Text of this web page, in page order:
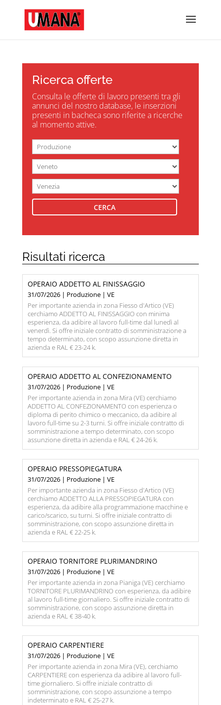
Ricerca offerte
Consulta le offerte di lavoro presenti tra gli
annunci del nostro database, le inserzioni
presenti in bacheca sono riferite a ricerche
al momento attive.
Risultati ricerca
OPERAIO ADDETTO AL FINISSAGGIO
31/07/2026 | Produzione | VE
Per importante azienda in zona Fiesso d'Artico (VE)
cerchiamo ADDETTO AL FINISSAGGIO con minima
esperienza, da adibire al lavoro full-time dal lunedì al
venerdì. Si offre iniziale contratto di somministrazione a
tempo determinato, con scopo assunzione diretta in
azienda e RAL € 23-24 k.
OPERAIO ADDETTO AL CONFEZIONAMENTO
31/07/2026 | Produzione | VE
Per importante azienda in zona Mira (VE) cerchiamo
ADDETTO AL CONFEZIONAMENTO con esperienza o
diploma di perito chimico o meccanico, da adibire al
lavoro full-time su 2-3 turni. Si offre iniziale contratto di
somministrazione a tempo determinato, con scopo
assunzione diretta in azienda e RAL € 24-26 k.
OPERAIO PRESSOPIEGATURA
31/07/2026 | Produzione | VE
Per importante azienda in zona Fiesso d'Artico (VE)
cerchiamo ADDETTO ALLA PRESSOPIEGATURA con
esperienza, da adibire alla programmazione macchine e
carico/scarico, su turni. Si offre iniziale contratto di
somministrazione, con scopo assunzione diretta in
azienda e RAL € 22-25 k.
OPERAIO TORNITORE PLURIMANDRINO
31/07/2026 | Produzione | VE
Per importante azienda in zona Pianiga (VE) cerchiamo
TORNITORE PLURIMANDRINO con esperienza, da adibire
al lavoro full-time giornaliero. Si offre iniziale contratto di
somministrazione, con scopo assunzione diretta in
azienda e RAL € 38-40 k.
OPERAIO CARPENTIERE
31/07/2026 | Produzione | VE
Per importante azienda in zona Mira (VE), cerchiamo
CARPENTIERE con esperienza da adibire al lavoro full-
time giornaliero. Si offre iniziale contratto di
somministrazione, con scopo assunzione a tempo
indeterminato e RAL € 25-27 k.